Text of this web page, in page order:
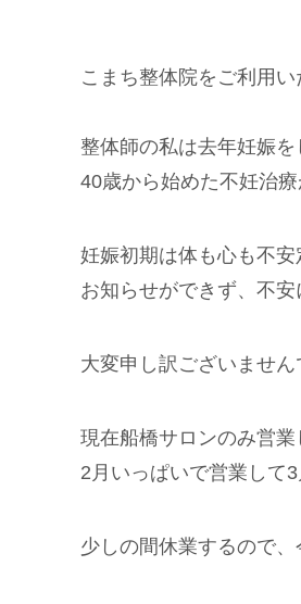
こまち整体院をご利用
整体師の私は去年妊娠を
40歳から始めた不妊治
妊娠初期は体も心も不
お知らせができず、不
大変申し訳ございません
現在船橋サロンのみ営
2月いっぱいで営業して
少しの間休業するので